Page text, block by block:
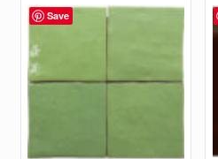
€ 105.63
Save